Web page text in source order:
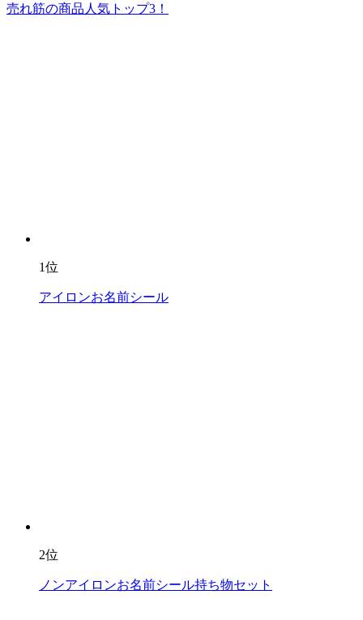
売れ筋の商品人気トップ3！
1位
アイロンお名前シール
2位
ノンアイロンお名前シール持ち物セット